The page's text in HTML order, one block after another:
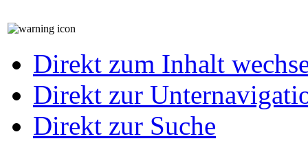
Direkt zum Inhalt
Direkt zur
Direkt zur Suche